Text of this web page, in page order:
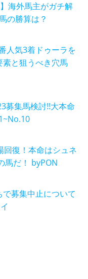
海外馬主がガチ解
の勝算は？
人気3着ドゥーラを
と狙うべき穴馬
募集馬検討!!大本命
回復！本命はシュネ
馬だ！ byPON
で募集中止について